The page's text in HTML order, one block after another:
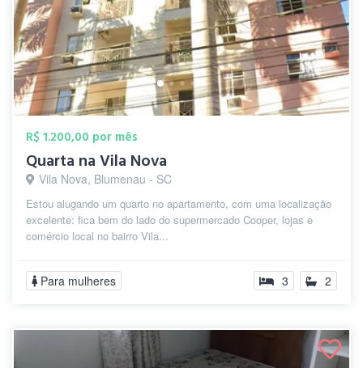
R$ 1.200,00 por mês
Quarta na Vila Nova
Vila Nova, Blumenau - SC
Estou alugando um quarto no apartamento, com uma localização
excelente: fica bem do lado do supermercado Cooper, lojas e
comércio local no bairro Vila...
Para mulheres 3 2